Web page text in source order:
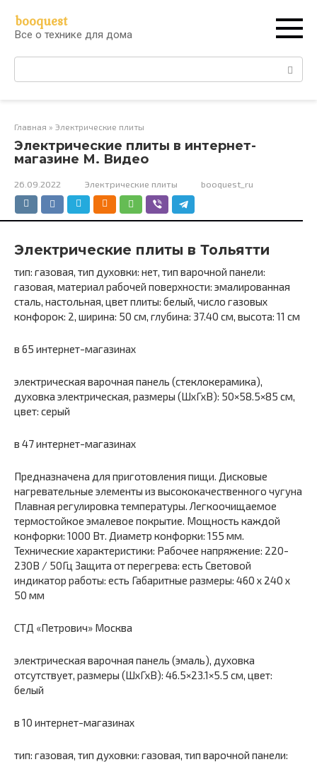
контенту
booquest
Все о технике для дома
Поиск:
Главная » Электрические плиты
Электрические плиты в интернет-
магазине М. Видео
26.09.2022 Электрические плиты booquest_ru
Электрические плиты в Тольятти
тип: газовая, тип духовки: нет, тип варочной панели:
газовая, материал рабочей поверхности: эмалированная
сталь, настольная, цвет плиты: белый, число газовых
конфорок: 2, ширина: 50 см, глубина: 37.40 см, высота: 11 см
в 65 интернет-магазинах
электрическая варочная панель (стеклокерамика),
духовка электрическая, размеры (ШхГхВ): 50×58.5×85 см,
цвет: серый
в 47 интернет-магазинах
Предназначена для приготовления пищи. Дисковые
нагревательные элементы из высококачественного чугуна
Плавная регулировка температуры. Легкоочищаемое
термостойкое эмалевое покрытие. Мощность каждой
конфорки: 1000 Вт. Диаметр конфорки: 155 мм.
Технические характеристики: Рабочее напряжение: 220-
230В / 50Гц Защита от перегрева: есть Световой
индикатор работы: есть Габаритные размеры: 460 х 240 х
50 мм
СТД «Петрович» Москва
электрическая варочная панель (эмаль), духовка
отсутствует, размеры (ШхГхВ): 46.5×23.1×5.5 см, цвет:
белый
в 10 интернет-магазинах
тип: газовая, тип духовки: газовая, тип варочной панели: